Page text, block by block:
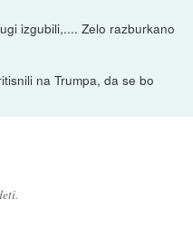
izgubili,.... Zelo razburkano
na Trumpa, da se bo